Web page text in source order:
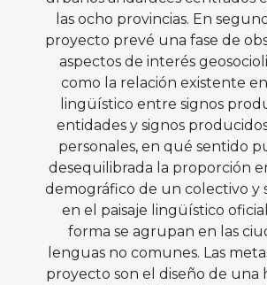
las ocho provincias. En
proyecto prevé una fase de
aspectos de interés
como la relación existente
lingüístico entre signos
entidades y signos
personales, en qué sentido
desequilibrada la proporción
demográfico de un colectivo y
en el paisaje lingüístico
forma se agrupan en las
lenguas no comunes. Las
proyecto son el diseño de una